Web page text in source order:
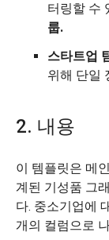
터링할 수
룹.
스타트업
위해 단일
2. 내용
이 템플릿은 메
계된 기성품 그
다. 중소기업에
개의 컬럼으로